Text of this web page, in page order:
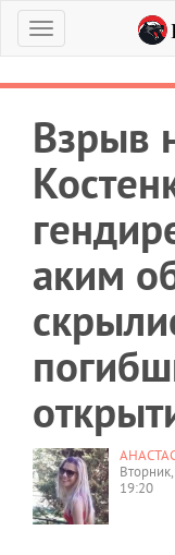
Меню
Взрыв
аким
19:20